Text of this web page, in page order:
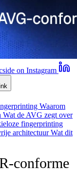
on Instagram
Waarom
Wat de AVG zegt over
fingerprinting
architectuurWat dit
conforme